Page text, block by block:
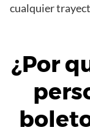
cualquier
¿Por